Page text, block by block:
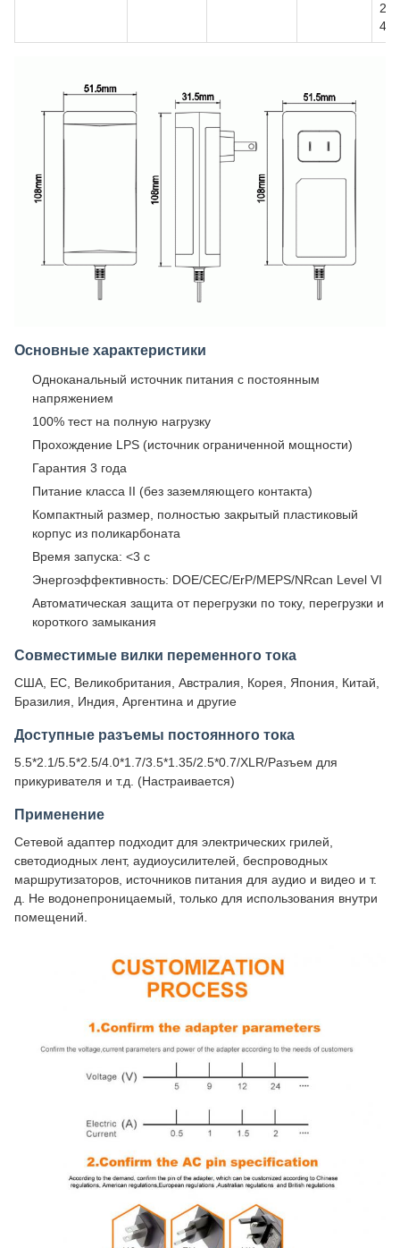
Основные характеристики
Одноканальный источник питания с постоянным
напряжением
100% тест на полную нагрузку
Прохождение LPS (источник ограниченной мощности)
Гарантия 3 года
Питание класса II (без заземляющего контакта)
Компактный размер, полностью закрытый пластиковый
корпус из поликарбоната
Время запуска: <3 с
Энергоэффективность: DOE/CEC/ErP/MEPS/NRcan Level VI
Автоматическая защита от перегрузки по току, перегрузки и
короткого замыкания
Совместимые вилки переменного тока
США, ЕС, Великобритания, Австралия, Корея, Япония, Китай,
Бразилия, Индия, Аргентина и другие
Доступные разъемы постоянного тока
5.5*2.1/5.5*2.5/4.0*1.7/3.5*1.35/2.5*0.7/XLR/Разъем для
прикуривателя и т.д. (Настраивается)
Применение
Сетевой адаптер подходит для электрических грилей,
светодиодных лент, аудиоусилителей, беспроводных
маршрутизаторов, источников питания для аудио и видео и т.
д. Не водонепроницаемый, только для использования внутри
помещений.